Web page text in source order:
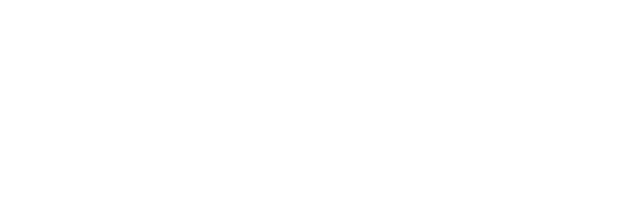
productos para asfalto.
tecnología, línea blanca, colchones, muebles,
suplementos alimenticios, vitaminas.